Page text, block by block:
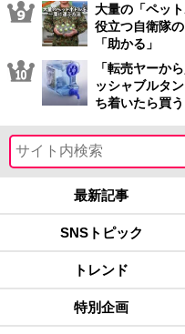
大量の「ペッ
役立つ自衛隊
「助かる」
「転売ヤーか
ッシャブルタ
ち着いたら買う
最新記事
SNSトピック
トレンド
特別企画